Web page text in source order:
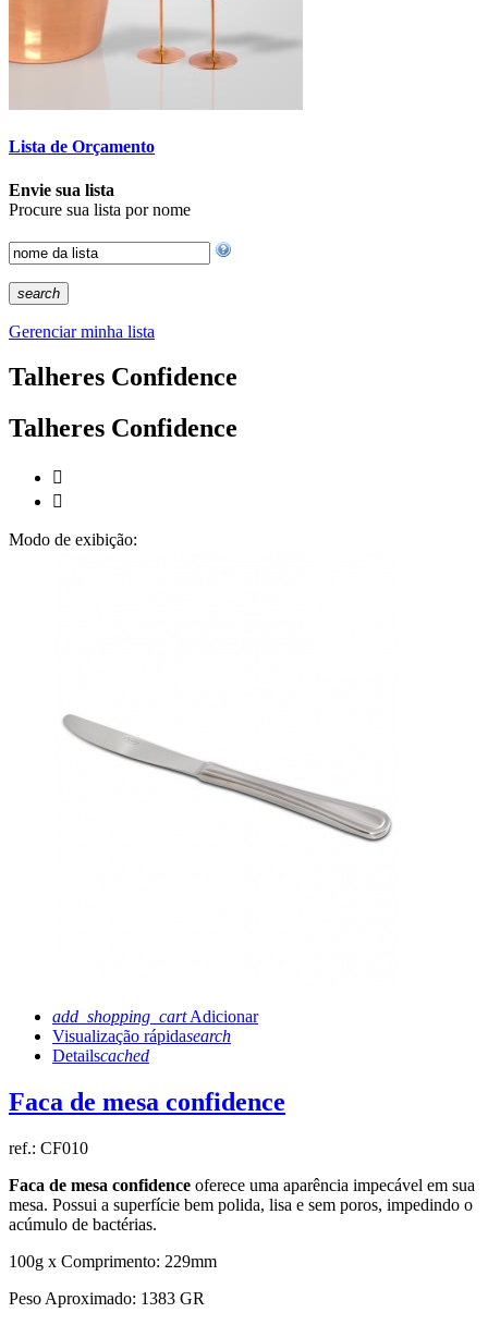
Lista de Orçamento
Envie sua lista
Procure sua lista por nome
search
Gerenciar minha lista
Talheres Confidence
Talheres Confidence


Modo de exibição:
add_shopping_cart Adicionar
Visualização rápidasearch
Detailscached
Faca de mesa confidence
ref.: CF010
Faca de mesa confidence oferece uma aparência impecável em sua
mesa. Possui a superfície bem polida, lisa e sem poros, impedindo o
acúmulo de bactérias.
100g x Comprimento: 229mm
Peso Aproximado: 1383 GR